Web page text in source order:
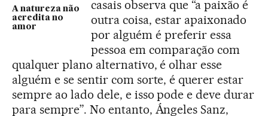
A natureza não
acredita no
amor
casais observa que “a paixão é
outra coisa, estar apaixonado
por alguém é preferir essa
pessoa em comparação com
qualquer plano alternativo, é olhar esse
alguém e se sentir com sorte, é querer estar
sempre ao lado dele, e isso pode e deve durar
para sempre”. No entanto, Ángeles Sanz,